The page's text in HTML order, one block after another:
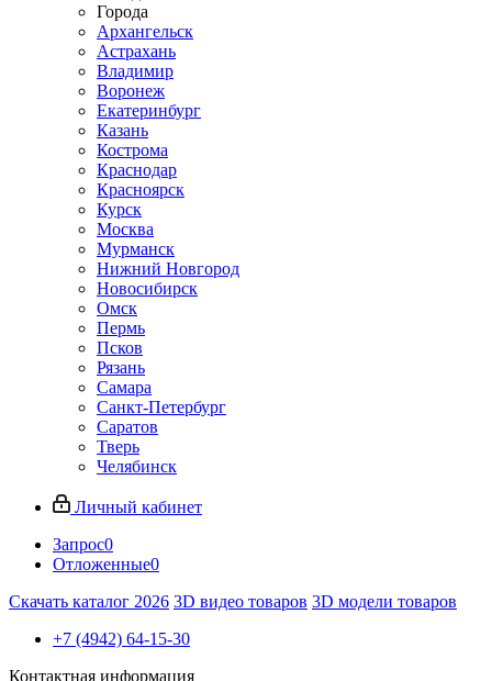
Города
Архангельск
Астрахань
Владимир
Воронеж
Екатеринбург
Казань
Кострома
Краснодар
Красноярск
Курск
Москва
Мурманск
Нижний Новгород
Новосибирск
Омск
Пермь
Псков
Рязань
Самара
Санкт-Петербург
Саратов
Тверь
Челябинск
Личный кабинет
Запрос0
Отложенные0
Скачать каталог 2026 3D видео товаров 3D модели товаров
+7 (4942) 64-15-30
Контактная информация